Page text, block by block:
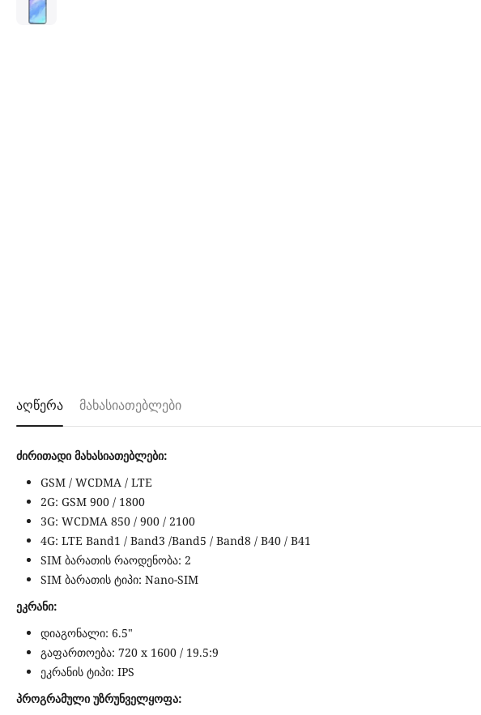
აღწერა მახასიათებლები
ძირითადი მახასიათებლები:
GSM / WCDMA / LTE
2G: GSM 900 / 1800
3G: WCDMA 850 / 900 / 2100
4G: LTE Band1 / Band3 /Band5 / Band8 / B40 / B41
SIM ბარათის რაოდენობა: 2
SIM ბარათის ტიპი: Nano-SIM
ეკრანი:
დიაგონალი: 6.5"
გაფართოება: 720 x 1600 / 19.5:9
ეკრანის ტიპი: IPS
პროგრამული უზრუნველყოფა: